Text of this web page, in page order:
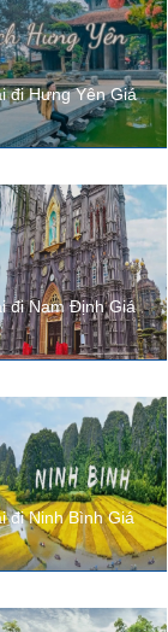
đi Hưng Yên Giá
đi Nam Định Giá
đi Ninh Bình Giá